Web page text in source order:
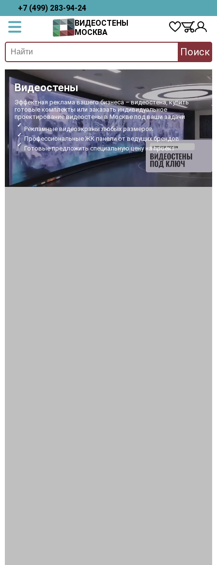
+7 (499) 283-94-24
ВИДЕОСТЕНЫ
МОСКВА
Поиск
Видеостены
Эффектная реклама вашего бизнеса – видеостена, купить
готовые комплекты или заказать индивидуальное
проектирование видеостены в Москве под ваши задачи
Рекламные видеоэкраны любых размеров
Профессиональные ЖК панели от ведущих брендов
Готовые предложить специальную цену на проект